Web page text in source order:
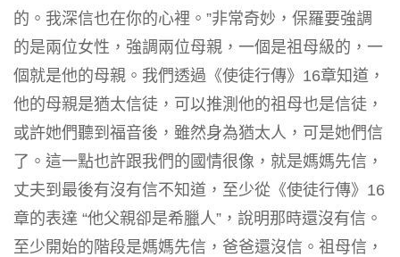
的。我深信也在你的心裡。”非常奇妙，保羅要強調
的是兩位女性，強調兩位母親，一個是祖母級的，一
個就是他的母親。我們透過《使徒行傳》16章知道，
他的母親是猶太信徒，可以推測他的祖母也是信徒，
或許她們聽到福音後，雖然身為猶太人，可是她們信
了。這一點也許跟我們的國情很像，就是媽媽先信，
丈夫到最後有沒有信不知道，至少從《使徒行傳》16
章的表達 “他父親卻是希臘人”，說明那時還沒有信。
至少開始的階段是媽媽先信，爸爸還沒信。祖母信，